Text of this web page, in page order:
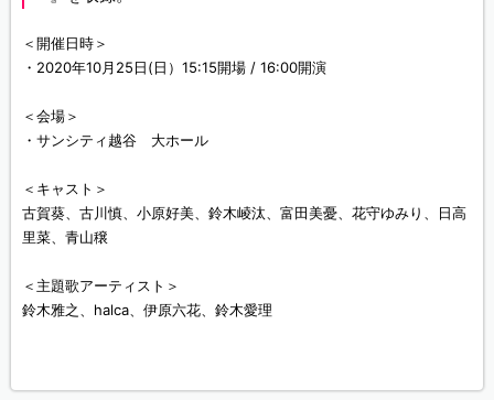
＜開催日時＞
・2020年10月25日(日）15:15開場 / 16:00開演
＜会場＞
・サンシティ越谷 大ホール
＜キャスト＞
古賀葵、古川慎、小原好美、鈴木崚汰、富田美憂、花守ゆみり、日高
里菜、青山穣
＜主題歌アーティスト＞
鈴木雅之、halca、伊原六花、鈴木愛理